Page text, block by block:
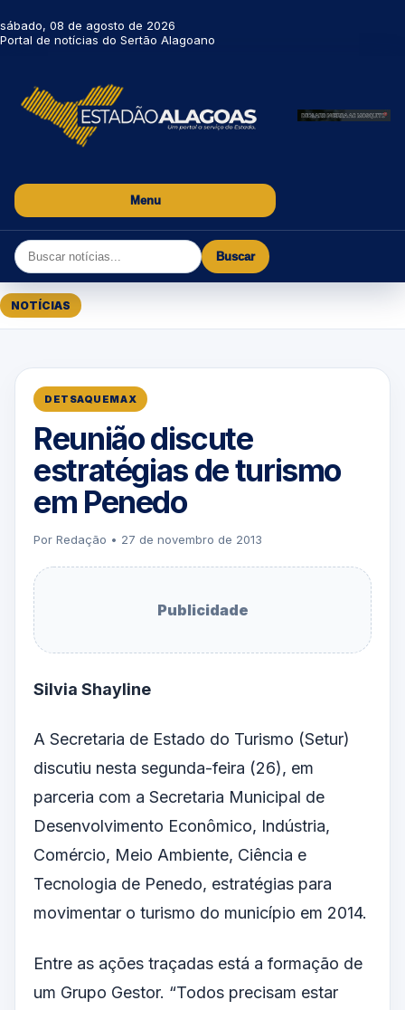
sábado, 08 de agosto de 2026
Portal de notícias do Sertão Alagoano
Menu
Buscar
NOTÍCIAS
DETSAQUEMAX
Reunião discute
estratégias de turismo
em Penedo
Por Redação • 27 de novembro de 2013
Publicidade
Silvia Shayline
A Secretaria de Estado do Turismo (Setur)
discutiu nesta segunda-feira (26), em
parceria com a Secretaria Municipal de
Desenvolvimento Econômico, Indústria,
Comércio, Meio Ambiente, Ciência e
Tecnologia de Penedo, estratégias para
movimentar o turismo do município em 2014.
Entre as ações traçadas está a formação de
um Grupo Gestor. “Todos precisam estar